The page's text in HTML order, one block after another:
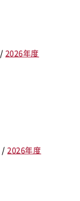
/ 2026年度
/2026年度